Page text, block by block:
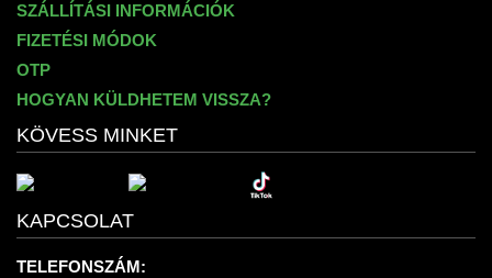
SZÁLLÍTÁSI INFORMÁCIÓK
FIZETÉSI MÓDOK
OTP
HOGYAN KÜLDHETEM VISSZA?
KÖVESS MINKET
KAPCSOLAT
TELEFONSZÁM: